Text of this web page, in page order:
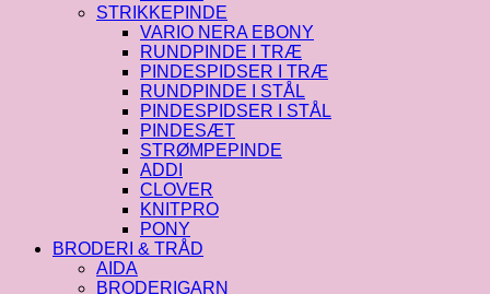
STRIKKEPINDE
VARIO NERA EBONY
RUNDPINDE I TRÆ
PINDESPIDSER I TRÆ
RUNDPINDE I STÅL
PINDESPIDSER I STÅL
PINDESÆT
STRØMPEPINDE
ADDI
CLOVER
KNITPRO
PONY
BRODERI & TRÅD
AIDA
BRODERIGARN